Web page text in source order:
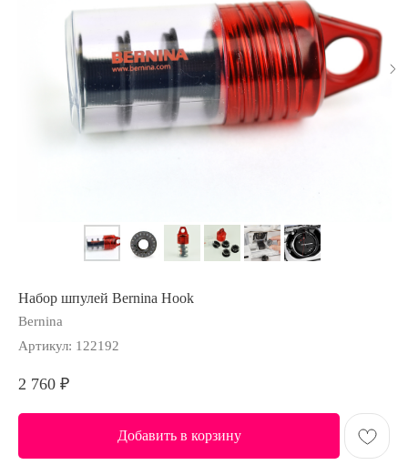
Набор шпулей Bernina Hook
Bernina
Артикул: 122192
2 760 ₽
Добавить в корзину